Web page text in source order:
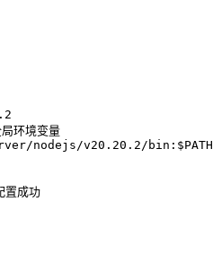
环境变量
nodejs/v20.20.2/
置成功